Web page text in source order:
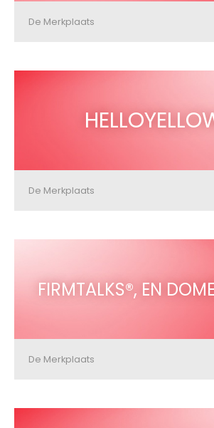
De Merkplaats
De Merkplaats
FIRMTALKS®, EN
De Merkplaats